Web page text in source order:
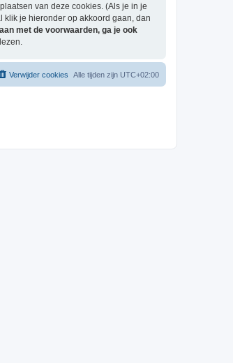
van deze cookies. (Als je in je
klik je hieronder op akkoord gaan, dan
met de voorwaarden, ga je ook
Alle tijden zijn UTC+02:00
Verwijder cookies